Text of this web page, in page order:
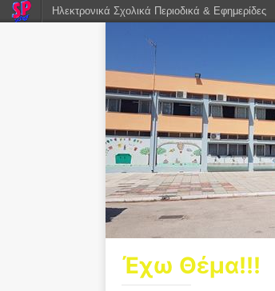
Έχω Θέμα!!!
Ηλεκτρονικά Σχολικά Περιοδικά & Εφημερίδες